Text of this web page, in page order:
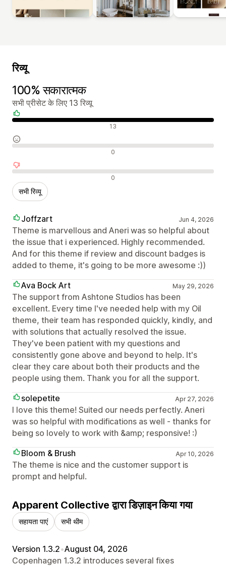
रिव्यू
100% सकारात्मक
सभी प्रीसेट के लिए 13 रिव्यू
सकारात्मक रिव्यू 13
न्यूट्रल रिव्यू 0
नकारात्मक रिव्यू 0
सभी रिव्यू
Joffzart Jun 4, 2026
Theme is marvellous and Aneri was so helpful about
the issue that i experienced. Highly recommended.
And for this theme if review and discount badges is
added to theme, it's going to be more awesome :))
Ava Bock Art
May 29, 2026
The support from Ashtone Studios has been
excellent. Every time I've needed help with my Oil
theme, their team has responded quickly, kindly, and
with solutions that actually resolved the issue.
They've been patient with my questions and
consistently gone above and beyond to help. It's
clear they care about both their products and the
people using them. Thank you for all the support.
solepetite
Apr 27, 2026
I love this theme! Suited our needs perfectly. Aneri
was so helpful with modifications as well - thanks for
being so lovely to work with &amp; responsive! :)
Bloom & Brush
Apr 10, 2026
The theme is nice and the customer support is
prompt and helpful.
Apparent Collective द्वारा डिज़ाइन किया गया
सहायता पाएं सभी थीम
Version 1.3.2•August 04, 2026
Copenhagen 1.3.2 introduces several fixes